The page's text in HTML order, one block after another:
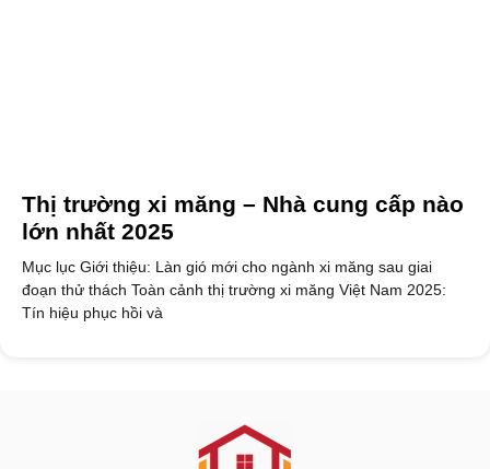
Thị trường xi măng – Nhà cung cấp nào
lớn nhất 2025
Mục lục Giới thiệu: Làn gió mới cho ngành xi măng sau giai
đoạn thử thách Toàn cảnh thị trường xi măng Việt Nam 2025:
Tín hiệu phục hồi và